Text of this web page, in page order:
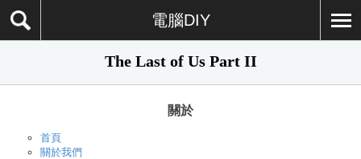
電腦DIY
The Last of Us Part II
關於
首頁
關於我們